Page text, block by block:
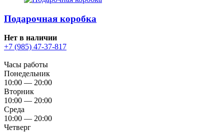
Подарочная коробка
Нет в наличии
+7 (985) 47-37-817
Часы работы
Понедельник
10:00 — 20:00
Вторник
10:00 — 20:00
Среда
10:00 — 20:00
Четверг